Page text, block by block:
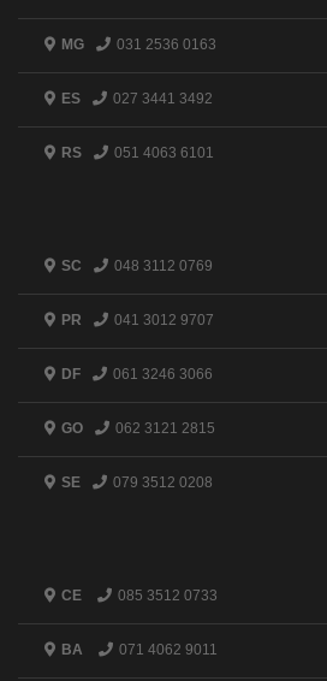
MG 031 2536 0163
ES 027 3441 3492
RS 051 4063 6101
SC 048 3112 0769
PR 041 3012 9707
DF 061 3246 3066
GO 062 3121 2815
SE 079 3512 0208
CE 085 3512 0733
BA 071 4062 9011